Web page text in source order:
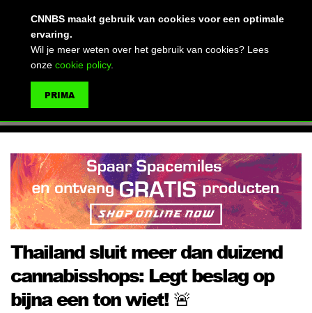
Thailand sluit meer dan duizend
cannabisshops: Legt beslag op
bijna een ton wiet! 🚨
CNNBS maakt gebruik van cookies voor een optimale
ervaring.
Wil je meer weten over het gebruik van cookies? Lees
onze cookie policy.
PRIMA